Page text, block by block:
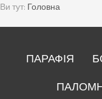
Ви тут: Головна
ПАРАФІЯ